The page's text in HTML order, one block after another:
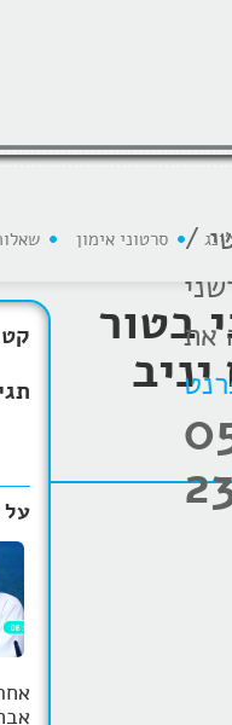
/
את
סרטוני אימון
בטור